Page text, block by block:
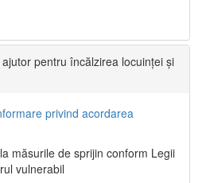
pentru încălzirea locuinței și
privind acordarea
măsurile de sprijin conform Legii
vulnerabil